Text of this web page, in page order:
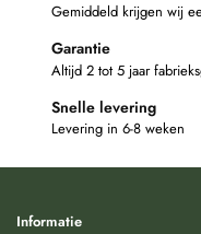
Gemiddeld krijgen wij
Garantie
Altijd 2 tot 5 jaar
Snelle levering
Levering in 6-8 weken
Informatie